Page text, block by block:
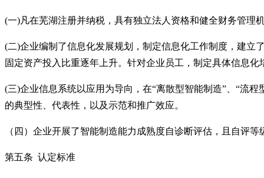
(一)凡在芜湖注册并纳税，具有独立法人资格和健全财务管理
(二)企业编制了信息化发展规划，制定信息化工作制度，建立
固定资产投入比重逐年上升。针对企业员工，制定具体信息化
(三)企业信息系统以应用为导向，在“离散型智能制造”、“流
的典型性、代表性，以及示范和推广效应。
（四）企业开展了智能制造能力成熟度自诊断评估，且自评等
第五条 认定标准